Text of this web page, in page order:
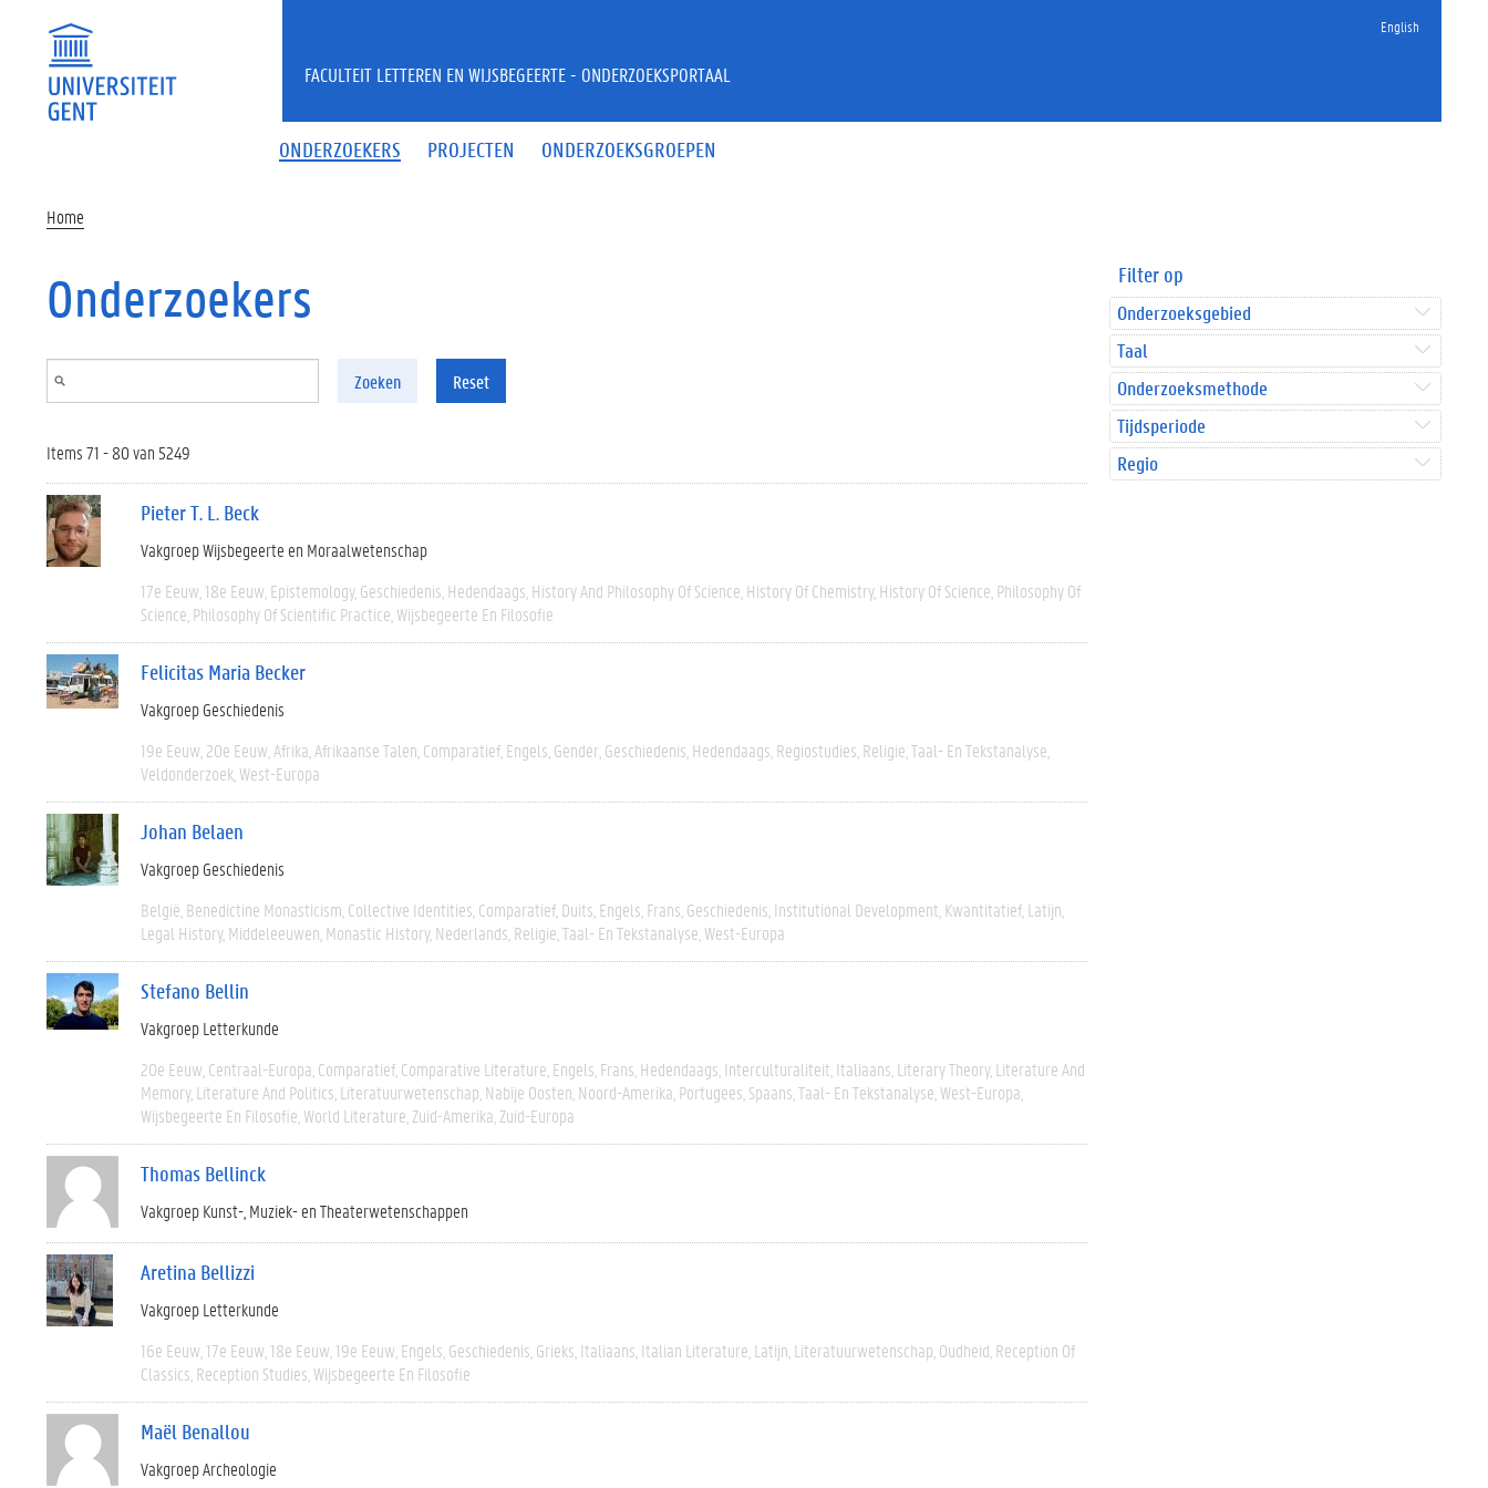
English
ONDERZOEKERS PROJECTEN ONDERZOEKSGROEPEN
FACULTEIT LETTEREN EN WIJSBEGEERTE - ONDERZOEKSPORTAAL
Home
Onderzoekers
Zoeken Reset
Items 71 - 80 van 5249
Pieter T. L. Beck
Vakgroep Wijsbegeerte en Moraalwetenschap
17e Eeuw 18e Eeuw Epistemology Geschiedenis Hedendaags History And Philosophy Of Science History Of Chemistry History Of Science Philosophy Of
Science Philosophy Of Scientific Practice Wijsbegeerte En Filosofie
Felicitas Maria Becker
Vakgroep Geschiedenis
19e Eeuw 20e Eeuw Afrika Afrikaanse Talen Comparatief Engels Gender Geschiedenis Hedendaags Regiostudies Religie Taal- En Tekstanalyse
Veldonderzoek West-Europa
Johan Belaen
Vakgroep Geschiedenis
België Benedictine Monasticism Collective Identities Comparatief Duits Engels Frans Geschiedenis Institutional Development Kwantitatief Latijn
Legal History Middeleeuwen Monastic History Nederlands Religie Taal- En Tekstanalyse West-Europa
Stefano Bellin
Vakgroep Letterkunde
20e Eeuw Centraal-Europa Comparatief Comparative Literature Engels Frans Hedendaags Interculturaliteit Italiaans Literary Theory Literature And
Memory Literature And Politics Literatuurwetenschap Nabije Oosten Noord-Amerika Portugees Spaans Taal- En Tekstanalyse West-Europa
Wijsbegeerte En Filosofie World Literature Zuid-Amerika Zuid-Europa
Thomas Bellinck
Vakgroep Kunst-, Muziek- en Theaterwetenschappen
Aretina Bellizzi
Vakgroep Letterkunde
16e Eeuw 17e Eeuw 18e Eeuw 19e Eeuw Engels Geschiedenis Grieks Italiaans Italian Literature Latijn Literatuurwetenschap Oudheid Reception Of
Classics Reception Studies Wijsbegeerte En Filosofie
Maël Benallou
Vakgroep Archeologie
Filter op
Onderzoeksgebied
Taal
Onderzoeksmethode
Tijdsperiode
Regio